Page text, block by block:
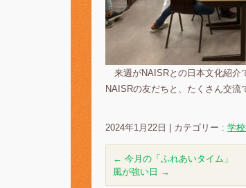
来週がNAISRとの日本文化紹介
NAISRの友だちと、たくさん交流
2024年1月22日 カテゴリー : 学
← 今月の「ふれあいタイム」
風が強い日 →